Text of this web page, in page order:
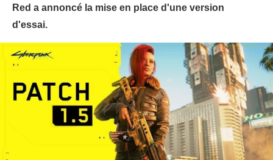
Red a annoncé la mise en place d'une version
d'essai.